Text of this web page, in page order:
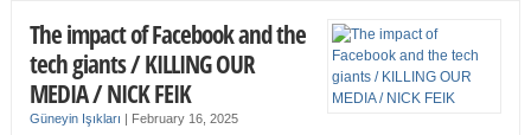
The impact of Facebook and the
tech giants / KILLING OUR
MEDIA / NICK FEIK
Güneyin Işıkları | February 16, 2025